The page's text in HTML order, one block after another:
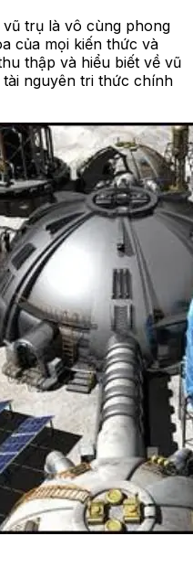
trụ là vô cùng phong
của mọi kiến thức và
thập và hiểu biết về vũ
nguyên tri thức chính